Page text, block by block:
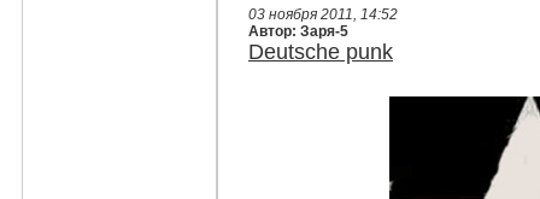
03 ноября 2011, 14:52
Автор: Заря-5
Deutsche punk